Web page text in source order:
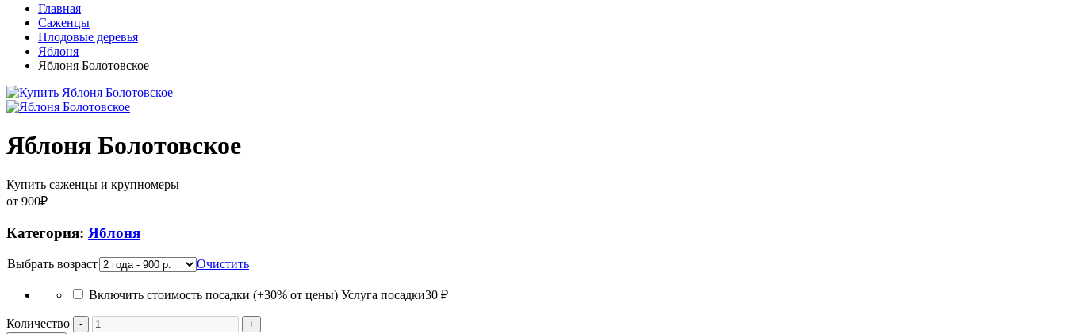
Главная
Саженцы
Плодовые деревья
Яблоня
Яблоня Болотовское
Яблоня Болотовское
Купить саженцы и крупномеры
от 900₽
Категория: Яблоня
Выбрать возраст Очистить
Включить стоимость посадки (+30% от цены) Услуга посадки30 ₽
Количество